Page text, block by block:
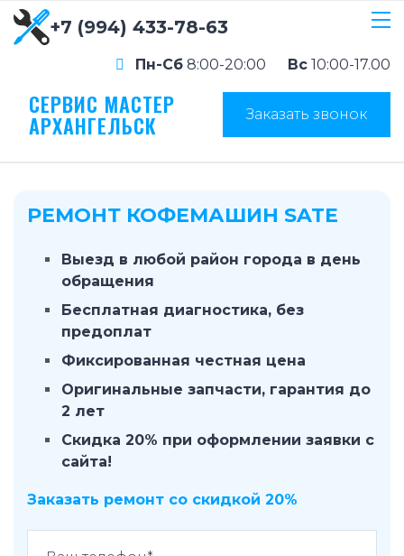
+7 (994) 433-78-63
Пн-Сб 8:00-20:00 Вс 10:00-17.00
СЕРВИС МАСТЕР
АРХАНГЕЛЬСК Заказать звонок
РЕМОНТ КОФЕМАШИН SATE
Выезд в любой район города в день
обращения
Бесплатная диагностика, без
предоплат
Фиксированная честная цена
Оригинальные запчасти, гарантия до
2 лет
Скидка 20% при оформлении заявки с
сайта!
Заказать ремонт со скидкой 20%